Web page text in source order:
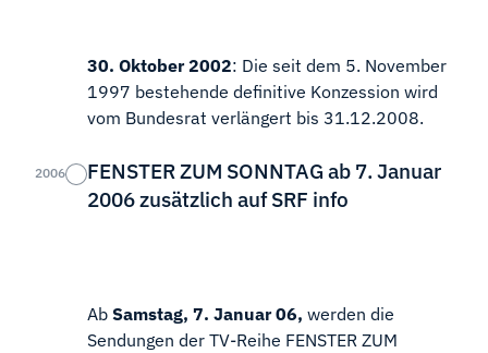
30. Oktober 2002: Die seit dem 5. November
1997 bestehende definitive Konzession wird
vom Bundesrat verlängert bis 31.12.2008.
2006
FENSTER ZUM SONNTAG ab 7. Januar
2006 zusätzlich auf SRF info
Ab Samstag, 7. Januar 06, werden die
Sendungen der TV-Reihe FENSTER ZUM